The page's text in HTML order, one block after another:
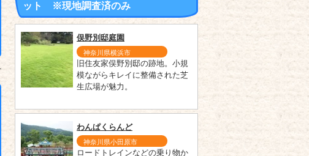
ット ※現地調査済のみ
俣野別邸庭園
神奈川県横浜市
旧住友家俣野別邸の跡地。小規
模ながらキレイに整備された芝
生広場が魅力。
わんぱくらんど
神奈川県小田原市
ロードトレインなどの乗り物か